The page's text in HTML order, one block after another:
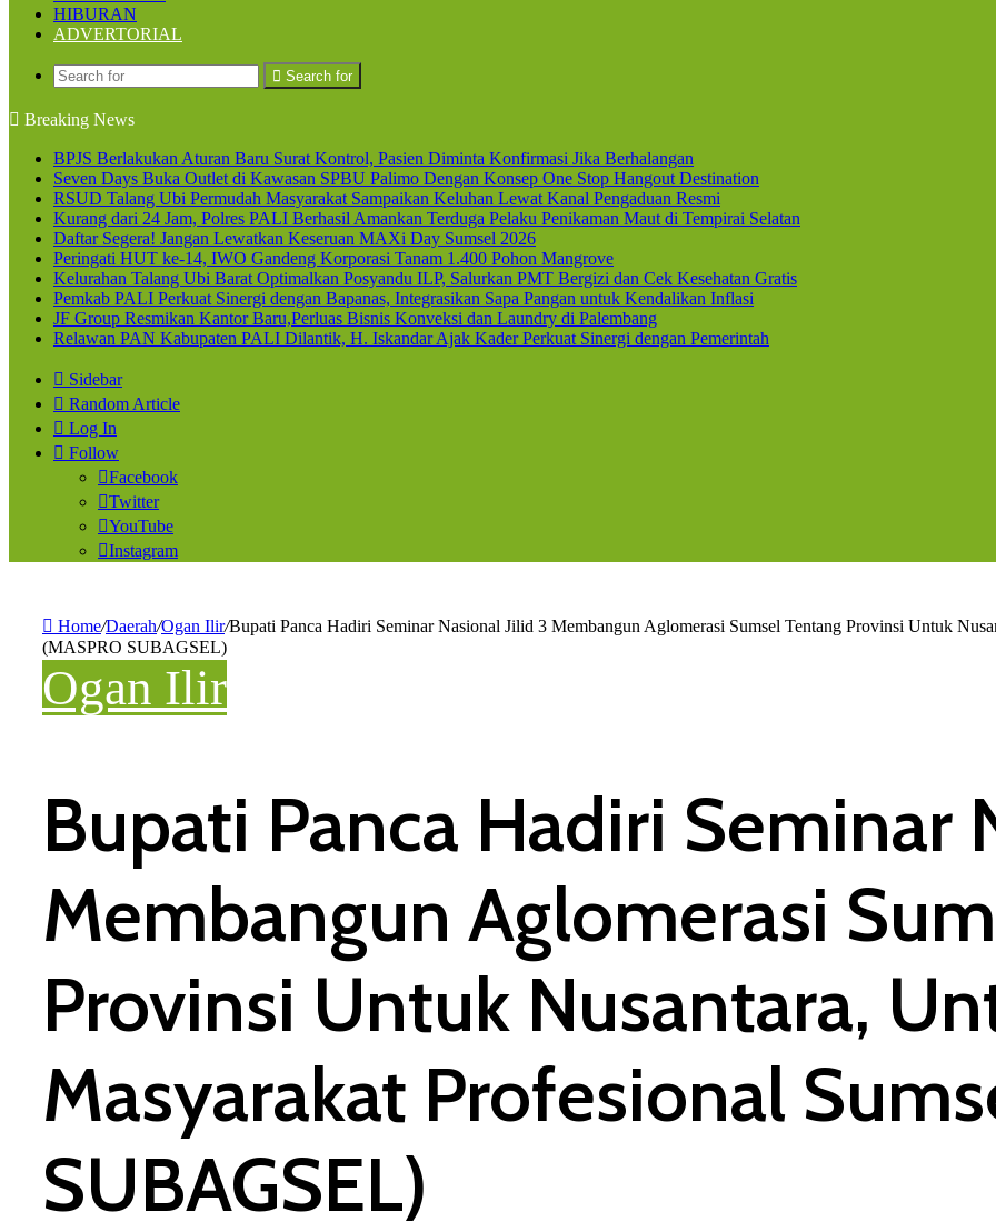
HIBURAN
ADVERTORIAL
Search for
Breaking News
BPJS Berlakukan Aturan Baru Surat Kontrol, Pasien Diminta Konfirmasi Jika Berhalangan
Seven Days Buka Outlet di Kawasan SPBU Palimo Dengan Konsep One Stop Hangout Destination
RSUD Talang Ubi Permudah Masyarakat Sampaikan Keluhan Lewat Kanal Pengaduan Resmi
Kurang dari 24 Jam, Polres PALI Berhasil Amankan Terduga Pelaku Penikaman Maut di Tempirai Selatan
Daftar Segera! Jangan Lewatkan Keseruan MAXi Day Sumsel 2026
Peringati HUT ke-14, IWO Gandeng Korporasi Tanam 1.400 Pohon Mangrove
Kelurahan Talang Ubi Barat Optimalkan Posyandu ILP, Salurkan PMT Bergizi dan Cek Kesehatan Gratis
Pemkab PALI Perkuat Sinergi dengan Bapanas, Integrasikan Sapa Pangan untuk Kendalikan Inflasi
JF Group Resmikan Kantor Baru,Perluas Bisnis Konveksi dan Laundry di Palembang
Relawan PAN Kabupaten PALI Dilantik, H. Iskandar Ajak Kader Perkuat Sinergi dengan Pemerintah
Sidebar
Random Article
Log In
Follow
Facebook
Twitter
YouTube
Instagram
Home/Daerah/Ogan Ilir/Bupati Panca Hadiri Seminar Nasional Jilid 3 Membangun Aglomerasi Sumsel Tentang Provinsi Untuk
(MASPRO SUBAGSEL)
Ogan Ilir
Bupati Panca Hadiri Seminar
Membangun Aglomerasi
Provinsi Untuk Nusantara,
Masyarakat Profesional
SUBAGSEL)